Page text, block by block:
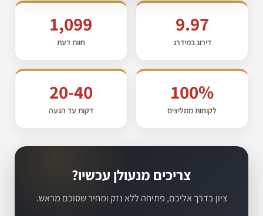
9.97
דירוג במידרג
1,099
חוות דעת
100%
לקוחות ממליצים
20-40
דקות עד הגעה
צריכים מנעולן עכשיו?
ציון בדרך אליכם, פתיחה ללא נזק ומחיר שסוכם מראש.